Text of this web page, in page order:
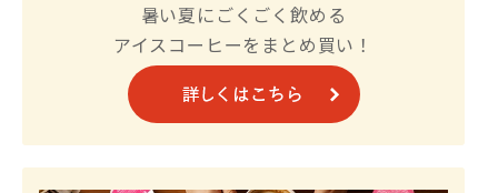
暑い夏にごくごく飲める
アイスコーヒーをまとめ買い！